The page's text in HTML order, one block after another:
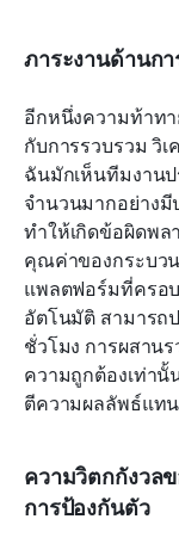
ภาระงานด้านก
อีกหนึ่งความท้าท
กับการรวบรวม วิ
ฉันมักเห็นทีมงาน
จำนวนมากอย่าง
ทำให้เกิดข้อผิดพล
คุณค่าของกระบว
แพลตฟอร์มที่ครอ
อัตโนมัติ สามารถ
ชั่วโมง การผสาน
ความถูกต้องเท่านั้
ตีความผลลัพธ์แท
ความวิตกกังวล
การป้องกันตัว